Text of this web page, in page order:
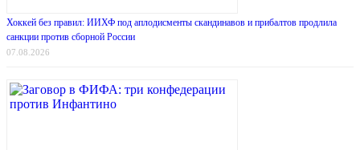
Хоккей без правил: ИИХФ под аплодисменты скандинавов и прибалтов продлила
санкции против сборной России
07.08.2026